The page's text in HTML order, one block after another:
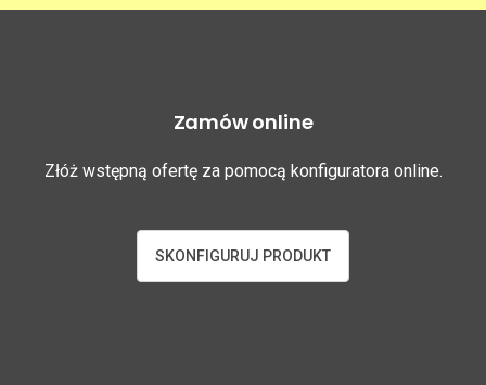
Zamów online
Złóż wstępną ofertę za pomocą konfiguratora online.
SKONFIGURUJ PRODUKT